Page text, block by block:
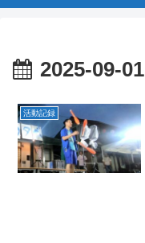
2025-09-01
活動記録